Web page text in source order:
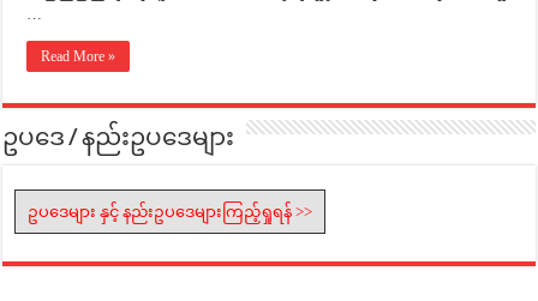
…
Read More »
ဥပဒေ / နည်းဥပဒေများ
ဥပဒေများ နှင့် နည်းဥပဒေများကြည့်ရှုရန် >>